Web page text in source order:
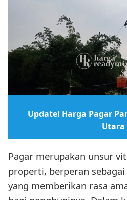
Update! Harga Pagar
Utara
Pagar merupakan unsur
properti, berperan
yang memberikan rasa